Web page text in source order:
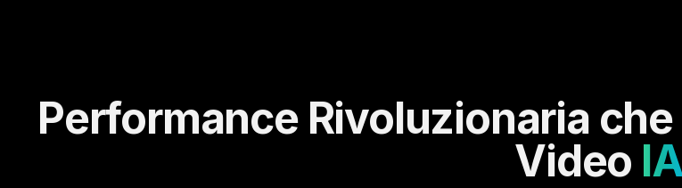
Performance Rivoluzionaria
Video